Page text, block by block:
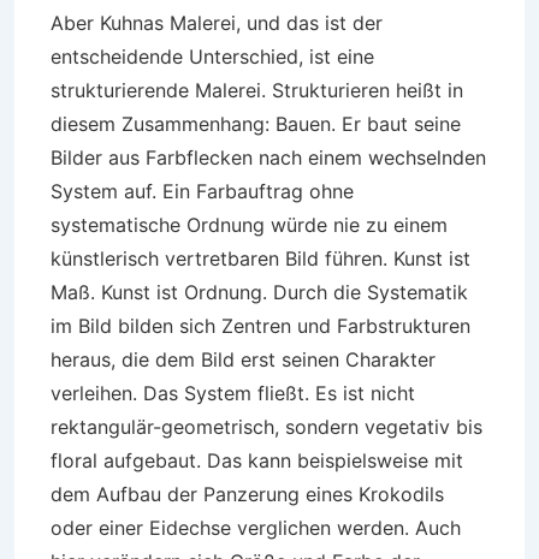
Aber Kuhnas Malerei, und das ist der
entscheidende Unterschied, ist eine
strukturierende Malerei. Strukturieren heißt in
diesem Zusammenhang: Bauen. Er baut seine
Bilder aus Farbflecken nach einem wechselnden
System auf. Ein Farbauftrag ohne
systematische Ordnung würde nie zu einem
künstlerisch vertretbaren Bild führen. Kunst ist
Maß. Kunst ist Ordnung. Durch die Systematik
im Bild bilden sich Zentren und Farbstrukturen
heraus, die dem Bild erst seinen Charakter
verleihen. Das System fließt. Es ist nicht
rektangulär-geometrisch, sondern vegetativ bis
floral aufgebaut. Das kann beispielsweise mit
dem Aufbau der Panzerung eines Krokodils
oder einer Eidechse verglichen werden. Auch